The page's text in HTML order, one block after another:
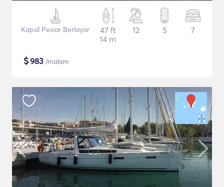
Kapal Pesiar Berlayar
47 ft
14 m
12 5 7
$983 /malam